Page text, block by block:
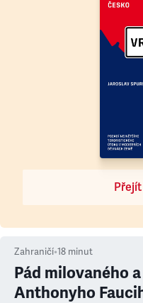
Zahraničí•18 minut
Pád milovaného
Anthonyho